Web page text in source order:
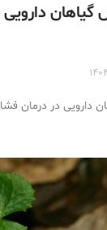
گیاهان
دارویی در درمان